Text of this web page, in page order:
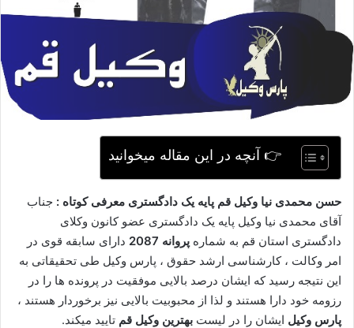
👉 آنچه در این مقاله میخوانید
حسن محمدی نیا وکیل قم پایه یک دادگستری معرفی کوتاه : جناب
آقای محمدی نیا وکیل پایه یک دادگستری عضو کانون وکلای
دادگستری استان قم به شماره پروانه 2087
دارای سابقه قوی در
امر وکالت ، کارشناسی ارشد حقوق ، پارس وکیل طی تحقیقاتی به
این نتیجه رسید که ایشان درصد بالایی موفقیت در پرونده ها را در
رزومه خود دارا هستند و لذا از محبوبیت بالایی نیز برخوردار هستند ،
پارس وکیل ایشان را در لیست بهترین وکیل قم تایید میکند.